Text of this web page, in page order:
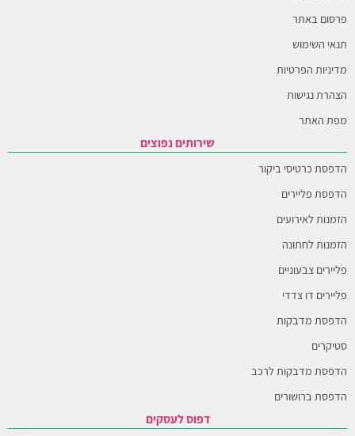
פרסום באתר
תנאי השימוש
מדיניות הפרטיות
הצהרת נגישות
מפת האתר
שירותים נפוצים
הדפסת כרטיסי ביקור
הדפסת פליירים
הזמנות לאירועים
הזמנות לחתונה
פליירים צבעוניים
פליירים דו צדדי
הדפסת מדבקות
סטיקרים
הדפסת מדבקות לרכב
הדפסת ברושורים
דפוס לעסקים